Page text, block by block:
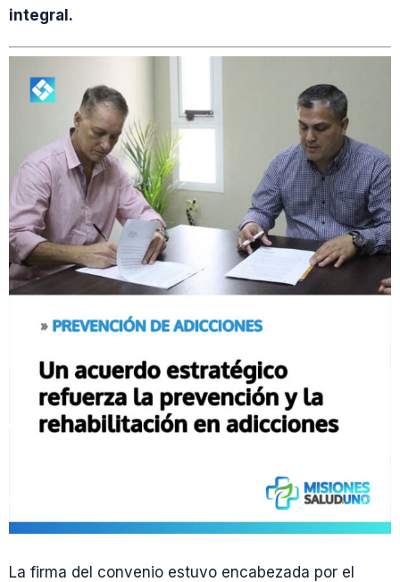
integral.
La firma del convenio estuvo encabezada por el